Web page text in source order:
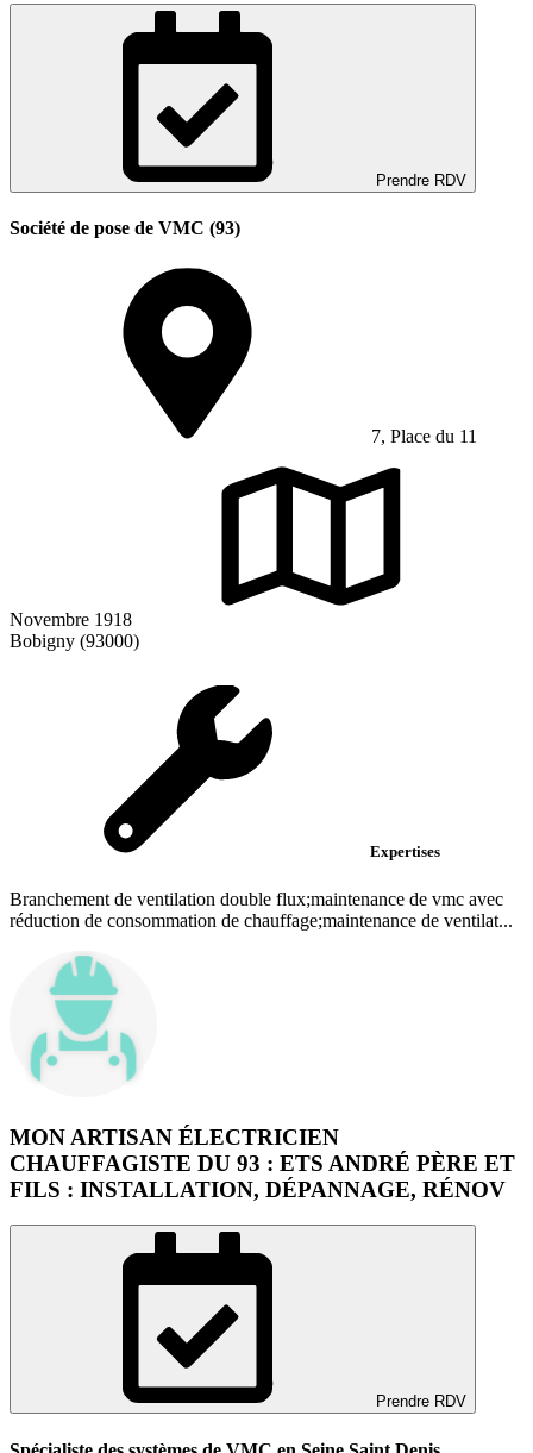
Prendre RDV
Société de pose de VMC (93)
7, Place du 11
Novembre 1918
Bobigny (93000)
Expertises
Branchement de ventilation double flux;maintenance de vmc avec
réduction de consommation de chauffage;maintenance de ventilat...
MON ARTISAN ÉLECTRICIEN
CHAUFFAGISTE DU 93 : ETS ANDRÉ PÈRE ET
FILS : INSTALLATION, DÉPANNAGE, RÉNOV
Prendre RDV